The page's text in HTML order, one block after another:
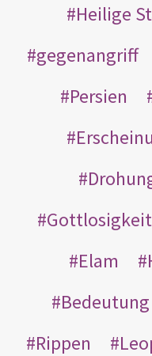
Heilige
gegenangriff
Persien
Gottlosigkeit
Elam
Bedeutung
Rippen